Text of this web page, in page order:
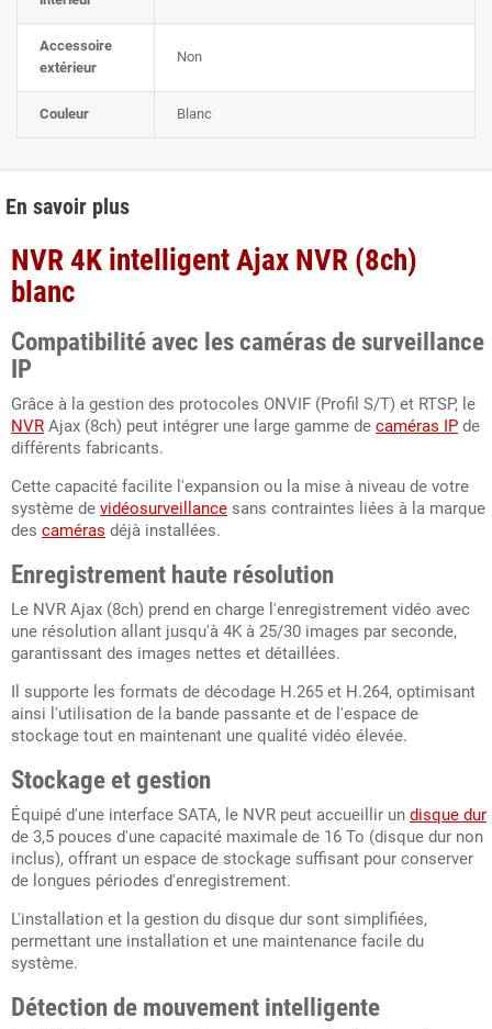
Accessoire
extérieur
Non
Couleur Blanc
En savoir plus
NVR 4K intelligent Ajax NVR (8ch)
blanc
Compatibilité avec les caméras de surveillance
IP
Grâce à la gestion des protocoles ONVIF (Profil S/T) et RTSP, le
NVR Ajax (8ch) peut intégrer une large gamme de caméras IP de
différents fabricants.
Cette capacité facilite l'expansion ou la mise à niveau de votre
système de vidéosurveillance sans contraintes liées à la marque
des caméras déjà installées.
Enregistrement haute résolution
Le NVR Ajax (8ch) prend en charge l'enregistrement vidéo avec
une résolution allant jusqu'à 4K à 25/30 images par seconde,
garantissant des images nettes et détaillées.
Il supporte les formats de décodage H.265 et H.264, optimisant
ainsi l'utilisation de la bande passante et de l'espace de
stockage tout en maintenant une qualité vidéo élevée.
Stockage et gestion
Équipé d'une interface SATA, le NVR peut accueillir un disque dur
de 3,5 pouces d'une capacité maximale de 16 To (disque dur non
inclus), offrant un espace de stockage suffisant pour conserver
de longues périodes d'enregistrement.
L'installation et la gestion du disque dur sont simplifiées,
permettant une installation et une maintenance facile du
système.
Détection de mouvement intelligente